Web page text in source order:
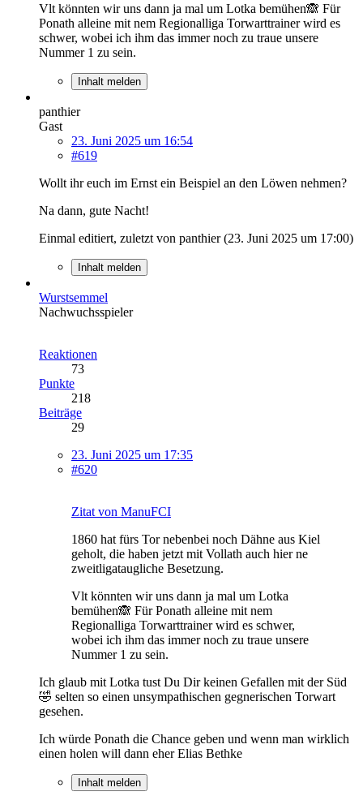
Vlt könnten wir uns dann ja mal um Lotka bemühen🙈 Für
Ponath alleine mit nem Regionalliga Torwarttrainer wird es
schwer, wobei ich ihm das immer noch zu traue unsere
Nummer 1 zu sein.
Inhalt melden
panthier
Gast
23. Juni 2025 um 16:54
#619
Wollt ihr euch im Ernst ein Beispiel an den Löwen nehmen?
Na dann, gute Nacht!
Einmal editiert, zuletzt von panthier (23. Juni 2025 um 17:00)
Inhalt melden
Wurstsemmel
Nachwuchsspieler
Reaktionen
73
Punkte
218
Beiträge
29
23. Juni 2025 um 17:35
#620
Zitat von ManuFCI
1860 hat fürs Tor nebenbei noch Dähne aus Kiel
geholt, die haben jetzt mit Vollath auch hier ne
zweitligataugliche Besetzung.
Vlt könnten wir uns dann ja mal um Lotka
bemühen🙈 Für Ponath alleine mit nem
Regionalliga Torwarttrainer wird es schwer,
wobei ich ihm das immer noch zu traue unsere
Nummer 1 zu sein.
Ich glaub mit Lotka tust Du Dir keinen Gefallen mit der Süd
🤣 selten so einen unsympathischen gegnerischen Torwart
gesehen.
Ich würde Ponath die Chance geben und wenn man wirklich
einen holen will dann eher Elias Bethke
Inhalt melden